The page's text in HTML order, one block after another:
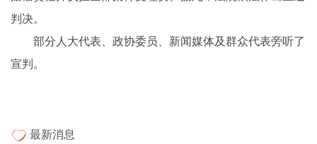
判决。
部分人大代表、政协委员、新闻媒体及群众代表旁听了
宣判。
最新消息